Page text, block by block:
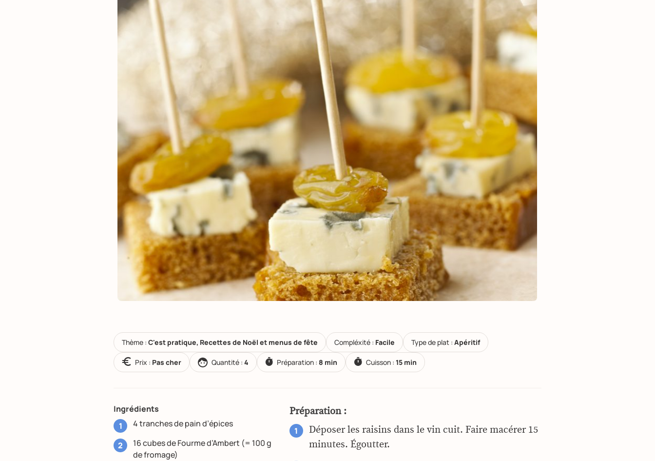
Thème : C'est pratique, Recettes de Noël et menus de fête Compléxité : Facile Type de plat : Apéritif
Prix : Pas cher Quantité : 4 Préparation : 8 min Cuisson : 15 min
Ingrédients
4 tranches de pain d’épices
16 cubes de Fourme d’Ambert (= 100 g
de fromage)
Préparation :
Déposer les raisins dans le vin cuit. Faire macérer 15
minutes. Égoutter.